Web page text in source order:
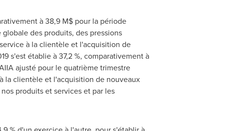
à 38,9 M$ pour la période
des produits, des pressions
à la clientèle et l'acquisition de
s'est établie à 37,2 %, comparativement à
ajusté pour le quatrième trimestre
la clientèle et l'acquisition de nouveaux
produits et services et par les